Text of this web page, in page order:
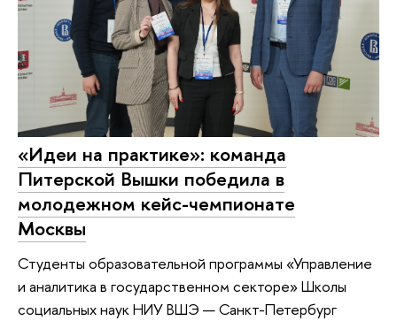
«Идеи на практике»: команда
Питерской Вышки победила в
молодежном кейс-чемпионате
Москвы
Студенты образовательной программы «Управление
и аналитика в государственном секторе» Школы
социальных наук НИУ ВШЭ — Санкт-Петербург